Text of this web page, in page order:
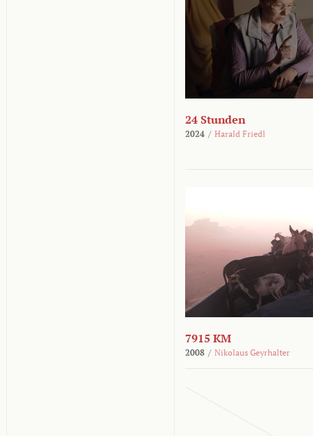
24 Stunden
2024 / Harald Friedl
7915 KM
2008 / Nikolaus Geyrhalter